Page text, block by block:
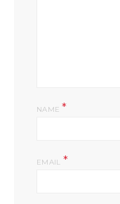
NAME*
EMAIL *